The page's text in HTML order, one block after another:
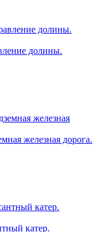
долины.
железная дорога.
катер.